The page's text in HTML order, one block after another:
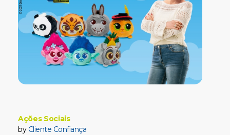
by Cliente Confiança
Ações Sociais